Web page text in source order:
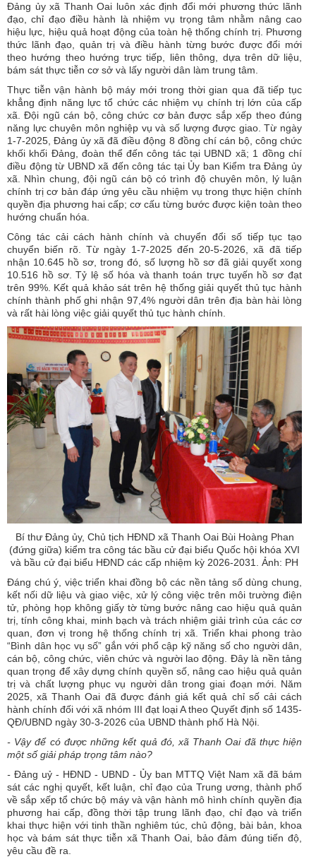
Đảng ủy xã Thanh Oai luôn xác định đổi mới phương thức lãnh
đạo, chỉ đạo điều hành là nhiệm vụ trọng tâm nhằm nâng cao
hiệu lực, hiệu quả hoạt động của toàn hệ thống chính trị. Phương
thức lãnh đạo, quản trị và điều hành từng bước được đổi mới
theo hướng theo hướng trực tiếp, liên thông, dựa trên dữ liệu,
bám sát thực tiễn cơ sở và lấy người dân làm trung tâm.
Thực tiễn vận hành bộ máy mới trong thời gian qua đã tiếp tục
khẳng định năng lực tổ chức các nhiệm vụ chính trị lớn của cấp
xã. Đội ngũ cán bộ, công chức cơ bản được sắp xếp theo đúng
năng lực chuyên môn nghiệp vụ và số lượng được giao. Từ ngày
1-7-2025, Đảng ủy xã đã điều động 8 đồng chí cán bộ, công chức
khối khối Đảng, đoàn thể đến công tác tại UBND xã; 1 đồng chí
điều động từ UBND xã đến công tác tại Ủy ban Kiểm tra Đảng ủy
xã. Nhìn chung, đội ngũ cán bộ có trình độ chuyên môn, lý luận
chính trị cơ bản đáp ứng yêu cầu nhiệm vụ trong thực hiện chính
quyền địa phương hai cấp; cơ cấu từng bước được kiện toàn theo
hướng chuẩn hóa.
Công tác cải cách hành chính và chuyển đổi số tiếp tục tạo
chuyển biến rõ. Từ ngày 1-7-2025 đến 20-5-2026, xã đã tiếp
nhận 10.645 hồ sơ, trong đó, số lượng hồ sơ đã giải quyết xong
10.516 hồ sơ. Tỷ lệ số hóa và thanh toán trực tuyến hồ sơ đạt
trên 99%. Kết quả khảo sát trên hệ thống giải quyết thủ tục hành
chính thành phố ghi nhận 97,4% người dân trên địa bàn hài lòng
và rất hài lòng việc giải quyết thủ tục hành chính.
Bí thư Đảng ủy, Chủ tịch HĐND xã Thanh Oai Bùi Hoàng Phan
(đứng giữa) kiểm tra công tác bầu cử đại biểu Quốc hội khóa XVI
và bầu cử đại biểu HĐND các cấp nhiệm kỳ 2026-2031. Ảnh: PH
Đáng chú ý, việc triển khai đồng bộ các nền tảng số dùng chung,
kết nối dữ liệu và giao việc, xử lý công việc trên môi trường điện
tử, phòng họp không giấy tờ từng bước nâng cao hiệu quả quản
trị, tính công khai, minh bạch và trách nhiệm giải trình của các cơ
quan, đơn vị trong hệ thống chính trị xã. Triển khai phong trào
“Bình dân học vụ số” gắn với phổ cập kỹ năng số cho người dân,
cán bộ, công chức, viên chức và người lao động. Đây là nền tảng
quan trọng để xây dựng chính quyền số, nâng cao hiệu quả quản
trị và chất lượng phục vụ người dân trong giai đoạn mới. Năm
2025, xã Thanh Oai đã được đánh giá kết quả chỉ số cải cách
hành chính đối với xã nhóm III đạt loại A theo Quyết định số 1435-
QĐ/UBND ngày 30-3-2026 của UBND thành phố Hà Nội.
- Vậy để có được những kết quả đó, xã Thanh Oai đã thực hiện
một số giải pháp trọng tâm nào?
- Đảng uỷ - HĐND - UBND - Ủy ban MTTQ Việt Nam xã đã bám
sát các nghị quyết, kết luận, chỉ đạo của Trung ương, thành phố
về sắp xếp tổ chức bộ máy và vận hành mô hình chính quyền địa
phương hai cấp, đồng thời tập trung lãnh đạo, chỉ đạo và triển
khai thực hiện với tinh thần nghiêm túc, chủ động, bài bản, khoa
học và bám sát thực tiễn xã Thanh Oai, bảo đảm đúng tiến độ,
yêu cầu đề ra.